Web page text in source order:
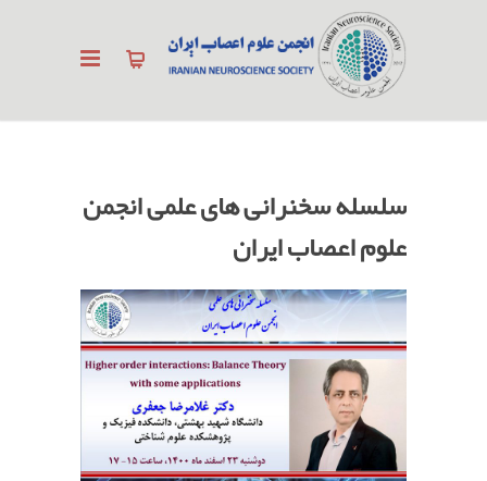
سلسله سخنرانی های علمی انجمن
علوم اعصاب ایران